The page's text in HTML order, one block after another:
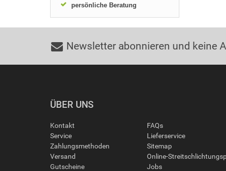
persönliche Beratung
Newsletter abonnieren und keine
ÜBER UNS
Kontakt
Service
Zahlungsmethoden
Versand
Gutscheine
FAQs
Lieferservice
Sitemap
Online-
Jobs